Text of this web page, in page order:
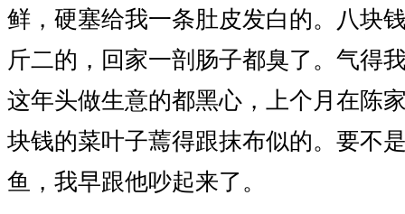
鲜，硬塞给我一条肚皮发白的。八块
斤二的，回家一剖肠子都臭了。气得
这年头做生意的都黑心，上个月在陈
块钱的菜叶子蔫得跟抹布似的。要不
鱼，我早跟他吵起来了。